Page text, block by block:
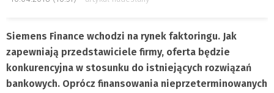
Siemens Finance wchodzi na rynek faktoringu. Jak
zapewniają przedstawiciele firmy, oferta będzie
konkurencyjna w stosunku do istniejących rozwiązań
bankowych. Oprócz finansowania nieprzeterminowanych